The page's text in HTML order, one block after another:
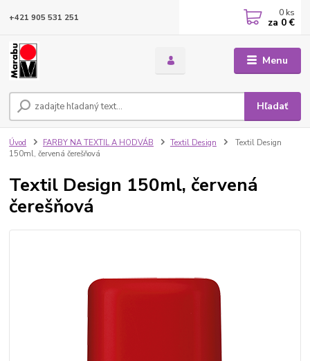
Menu
Hľadať
+421 905 531 251 0 ks
za 0 €
Úvod FARBY NA TEXTIL A HODVÁB Textil Design
Textil Design
150ml, červená čerešňová
Textil Design 150ml, červená
čerešňová